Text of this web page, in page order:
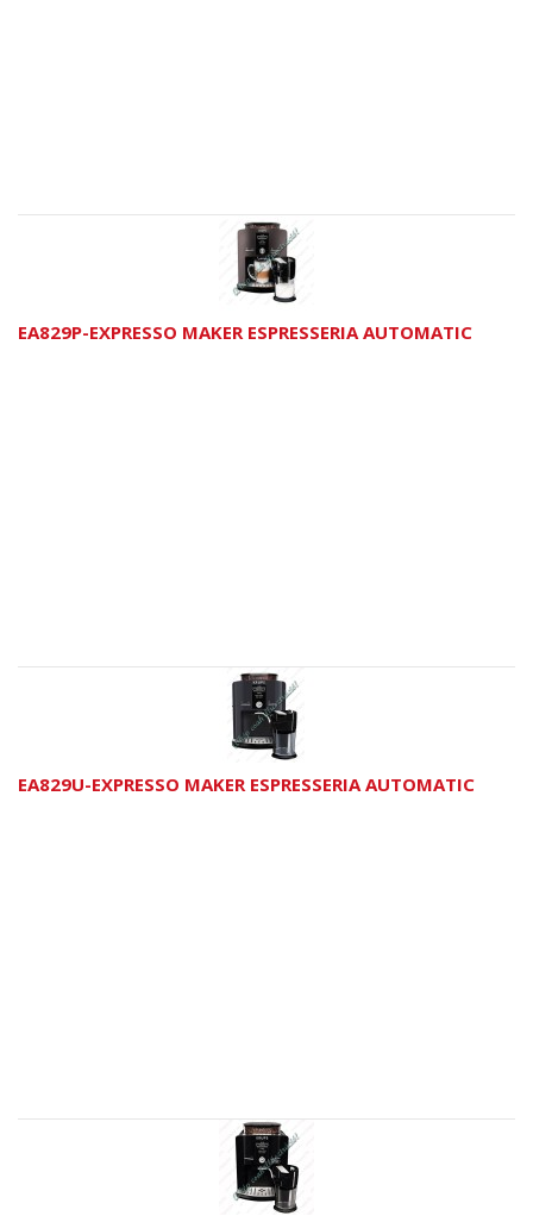
EA829P-EXPRESSO MAKER ESPRESSERIA AUTOMATIC
EA829U-EXPRESSO MAKER ESPRESSERIA AUTOMATIC